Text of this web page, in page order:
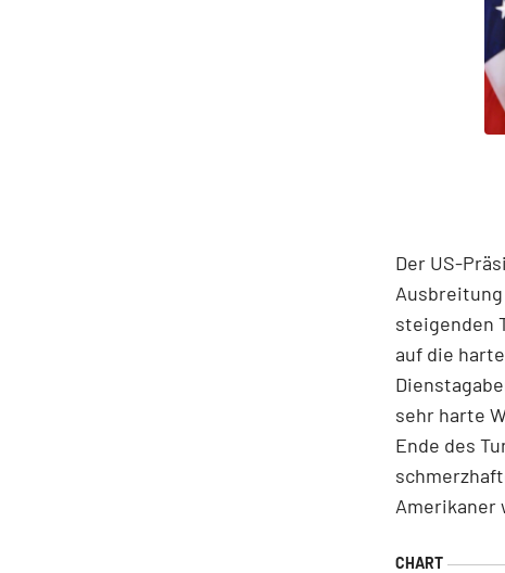
Der US-
Ausbreitung
steigenden
auf die
sehr harte
Ende des
Amerikaner